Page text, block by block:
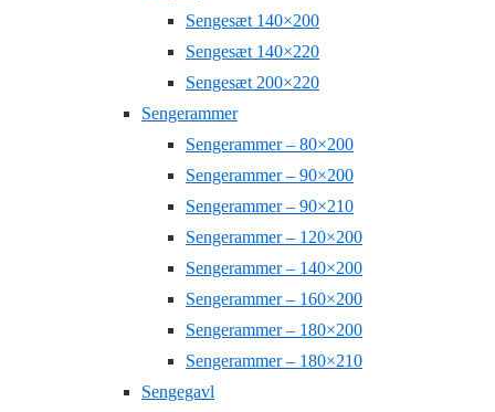
Sengesæt 140×200
Sengesæt 140×220
Sengesæt 200×220
Sengerammer
Sengerammer – 80×200
Sengerammer – 90×200
Sengerammer – 90×210
Sengerammer – 120×200
Sengerammer – 140×200
Sengerammer – 160×200
Sengerammer – 180×200
Sengerammer – 180×210
Sengegavl